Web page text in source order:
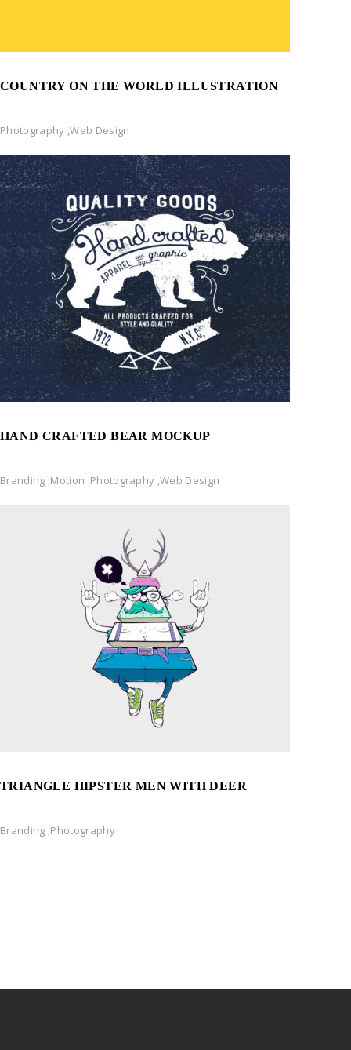
COUNTRY ON THE WORLD ILLUSTRATION
Photography ,Web Design
HAND CRAFTED BEAR MOCKUP
Branding ,Motion ,Photography ,Web Design
TRIANGLE HIPSTER MEN WITH DEER
Branding ,Photography